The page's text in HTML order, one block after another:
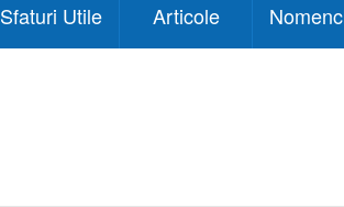
Sfaturi Utile Articole